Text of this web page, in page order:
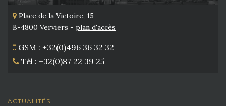
Place de la Victoire, 15
B-4800 Verviers - plan d'accès
GSM : +32(0)496 36 32 32
Tél : +32(0)87 22 39 25
ACTUALITÉS